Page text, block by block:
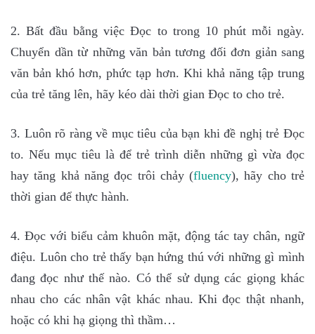
2. Bất đầu bằng việc Đọc to trong 10 phút mỗi ngày.
Chuyển dần từ những văn bản tương đối đơn giản sang
văn bản khó hơn, phức tạp hơn. Khi khả năng tập trung
của trẻ tăng lên, hãy kéo dài thời gian Đọc to cho trẻ.
3. Luôn rõ ràng về mục tiêu của bạn khi đề nghị trẻ Đọc
to. Nếu mục tiêu là để trẻ trình diễn những gì vừa đọc
hay tăng khả năng đọc trôi chảy (fluency), hãy cho trẻ
thời gian để thực hành.
4. Đọc với biểu cảm khuôn mặt, động tác tay chân, ngữ
điệu. Luôn cho trẻ thấy bạn hứng thú với những gì mình
đang đọc như thế nào. Có thể sử dụng các giọng khác
nhau cho các nhân vật khác nhau. Khi đọc thật nhanh,
hoặc có khi hạ giọng thì thầm…